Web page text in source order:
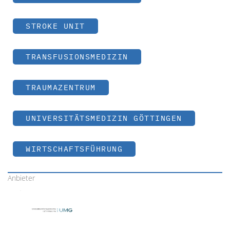
STROKE UNIT
TRANSFUSIONSMEDIZIN
TRAUMAZENTRUM
UNIVERSITÄTSMEDIZIN GÖTTINGEN
WIRTSCHAFTSFÜHRUNG
Anbieter